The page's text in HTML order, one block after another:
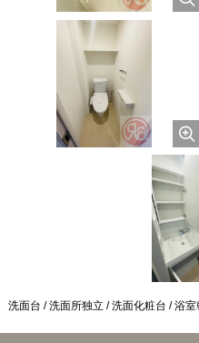
洗面台 / 洗面所独立 / 洗面化粧台 / 浴